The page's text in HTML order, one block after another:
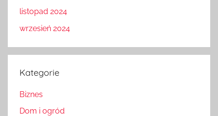
listopad 2024
wrzesień 2024
Kategorie
Biznes
Dom i ogród